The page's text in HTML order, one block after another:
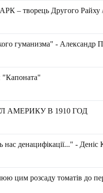
– творець Другого Райху
гуманизма" - Александр
"Капоната"
АМЕРИКУ В 1910 ГОД
нас денацифікації..." - Деніс
цим розсаду томатів до